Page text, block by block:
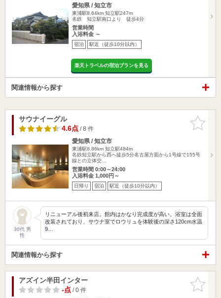
愛知県 / 知立市
東浦駅8.64km 知立駅247m
名鉄 知立駅南口より 徒歩4分
営業時間
入浴料金 ～
宿泊 駅近（徒歩10分以内）
楽天トラベルの宿泊プランを見る
関連情報から探す
お気に入
りに追加
サウナイーグル
4.6点/ 8 件
愛知県 / 知立市
東浦駅8.86km 知立駅484m
名鉄知立駅から西へ徒歩5分名古屋方面から1号線で155号
線との立体交…
営業時間 0:00～24:00
入浴料金 1,000円～
日帰り 宿泊 駅近（徒歩10分以内）
30代 男
性
リニューアル後初来店。館内はかなり完成度が高い。浴室は全面
改装されており、サウナ室でロウリュを体験後の深さ120cm水温
9…
関連情報から探す
お気に入
りに追加
アズイン半田インター
-点/ 0 件